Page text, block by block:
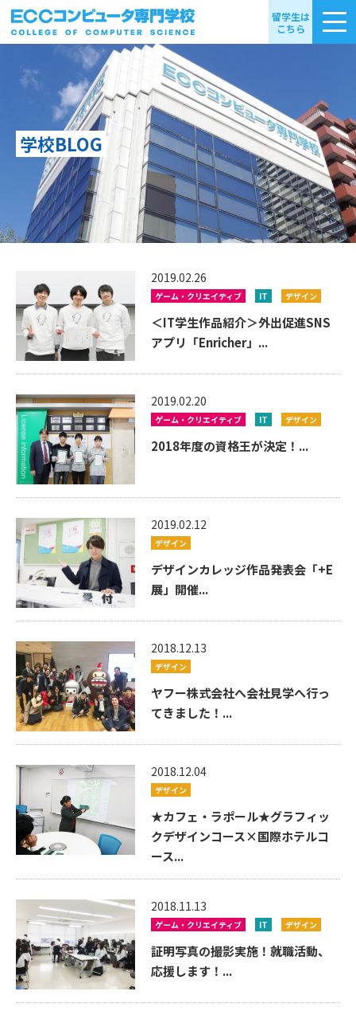
留学生は
こちら
学校BLOG
2019.02.26
ゲーム・クリエイティブ IT デザイン
＜IT学生作品紹介＞外出促進SNS
アプリ「Enricher」...
2019.02.20
ゲーム・クリエイティブ IT デザイン
2018年度の資格王が決定！...
2019.02.12
デザイン
デザインカレッジ作品発表会「+E
展」開催...
2018.12.13
デザイン
ヤフー株式会社へ会社見学へ行っ
てきました！...
2018.12.04
デザイン
★カフェ・ラポール★グラフィッ
クデザインコース×国際ホテルコ
ース...
2018.11.13
ゲーム・クリエイティブ IT デザイン
証明写真の撮影実施！就職活動、
応援します！...